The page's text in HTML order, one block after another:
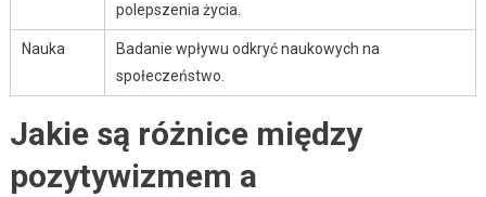
polepszenia życia.
Nauka
Badanie wpływu odkryć naukowych na
społeczeństwo.
Jakie są różnice między
pozytywizmem a